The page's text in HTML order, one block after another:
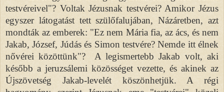
testvéreivel"? Voltak Jézusnak testvérei? Amikor Jézus
egyszer látogatást tett szülőfalujában, Názáretben, azt
mondták az emberek: "Ez nem Mária fia, az ács, és nem
Jakab, József, Júdás és Simon testvére? Nemde itt élnek
nővérei közöttünk"? A legismertebb Jakab volt, aki
később a jeruzsálemi közösséget vezette, és akinek az
Újszövetség Jakab-levelét köszönhetjük. A régi